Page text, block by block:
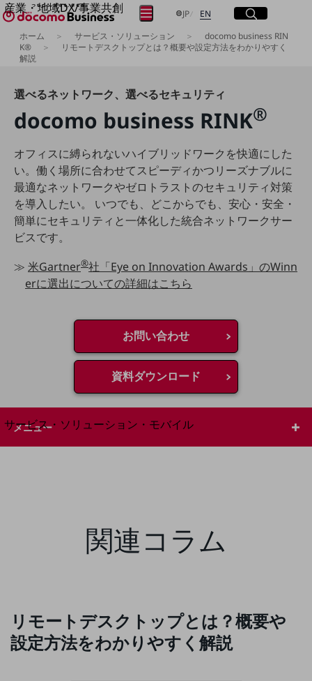
産業・地域DX/事業共創
OPEN HUB for Plural Futures
自律・分散・協調型社会の実現を目指し、
「社会可能性」を探究・実装する事業共創エコシステムです。
イベント/ウェビナー
記事コンテンツ
プレイヤー(カタリスト/パートナー企業)
事例
産業・地域DXプラットフォーマーとして
企業と地域が持続成長する社会を目指します
Smart City
Smart Education
Smart Healthcare
Smart Industry
Smart Mobility
生成AI(Generative AI)
地域の取り組み
地域経済のさらなる活性化に取り組みます
LGPF(Local Government Platform)
別ウィンドウで開きます
サービス・ソリューション・モバイル
ネットワーク・モバイル
クラウド・データセンター
5G
JP日本語
EN Englishサイト内検索
開く
メニュー
開く
フリーワードを入力して探す
取り組みを検索
ホーム サービス・ソリューション
docomo business RIN
K®
リモートデスクトップとは？概要や設定方法をわかりやすく
解説
選べるネットワーク、選べるセキュリティ
docomo business RINK®
オフィスに縛られないハイブリッドワークを快適にした
い。働く場所に合わせてスピーディかつリーズナブルに
最適なネットワークやゼロトラストのセキュリティ対策
を導入したい。 いつでも、どこからでも、安心・安全・
簡単にセキュリティと一体化した統合ネットワークサー
ビスです。
≫ 米Gartner®社「Eye on Innovation Awards」のWinn
erに選出についての詳細はこちら
お問い合わせ
資料ダウンロード
メニュー
関連コラム
リモートデスクトップとは？概要や
設定方法をわかりやすく解説